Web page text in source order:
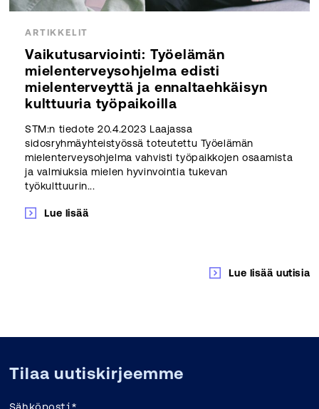
ARTIKKELIT
Vaikutusarviointi: Työelämän
mielenterveysohjelma edisti
mielenterveyttä ja ennaltaehkäisyn
kulttuuria työpaikoilla
STM:n tiedote 20.4.2023 Laajassa
sidosryhmäyhteistyössä toteutettu Työelämän
mielenterveysohjelma vahvisti työpaikkojen osaamista
ja valmiuksia mielen hyvinvointia tukevan
työkulttuurin...
Lue lisää
Lue lisää uutisia
Tilaa uutiskirjeemme
Sähköposti*